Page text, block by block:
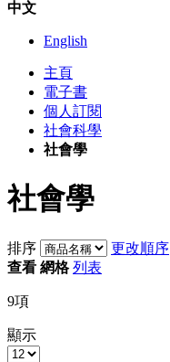
中文
English
主頁
電子書
個人訂閱
社會科學
社會學
社會學
排序
更改順序
查看 網格 列表
9項
顯示